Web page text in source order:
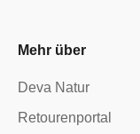
Mehr über
Deva Natur
Retourenportal